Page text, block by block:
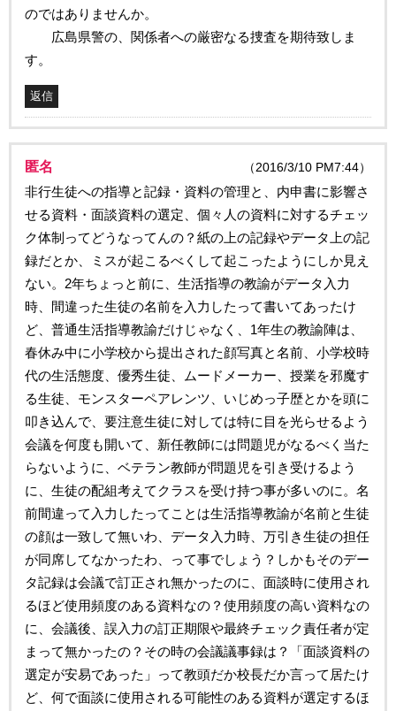
のではありませんか。
広島県警の、関係者への厳密なる捜査を期待致しま
す。
返信
匿名 （2016/3/10 PM7:44）
非行生徒への指導と記録・資料の管理と、内申書に影響さ
せる資料・面談資料の選定、個々人の資料に対するチェッ
ク体制ってどうなってんの？紙の上の記録やデータ上の記
録だとか、ミスが起こるべくして起こったようにしか見え
ない。2年ちょっと前に、生活指導の教諭がデータ入力
時、間違った生徒の名前を入力したって書いてあったけ
ど、普通生活指導教諭だけじゃなく、1年生の教諭陣は、
春休み中に小学校から提出された顔写真と名前、小学校時
代の生活態度、優秀生徒、ムードメーカー、授業を邪魔す
る生徒、モンスターペアレンツ、いじめっ子歴とかを頭に
叩き込んで、要注意生徒に対しては特に目を光らせるよう
会議を何度も開いて、新任教師には問題児がなるべく当た
らないように、ベテラン教師が問題児を引き受けるよう
に、生徒の配組考えてクラスを受け持つ事が多いのに。名
前間違って入力したってことは生活指導教諭が名前と生徒
の顔は一致して無いわ、データ入力時、万引き生徒の担任
が同席してなかったわ、って事でしょう？しかもそのデー
タ記録は会議で訂正され無かったのに、面談時に使用され
るほど使用頻度のある資料なの？使用頻度の高い資料なの
に、会議後、誤入力の訂正期限や最終チェック責任者が定
まって無かったの？その時の会議議事録は？「面談資料の
選定が安易であった」って教頭だか校長だか言って居たけ
ど、何で面談に使用される可能性のある資料が選定するほ